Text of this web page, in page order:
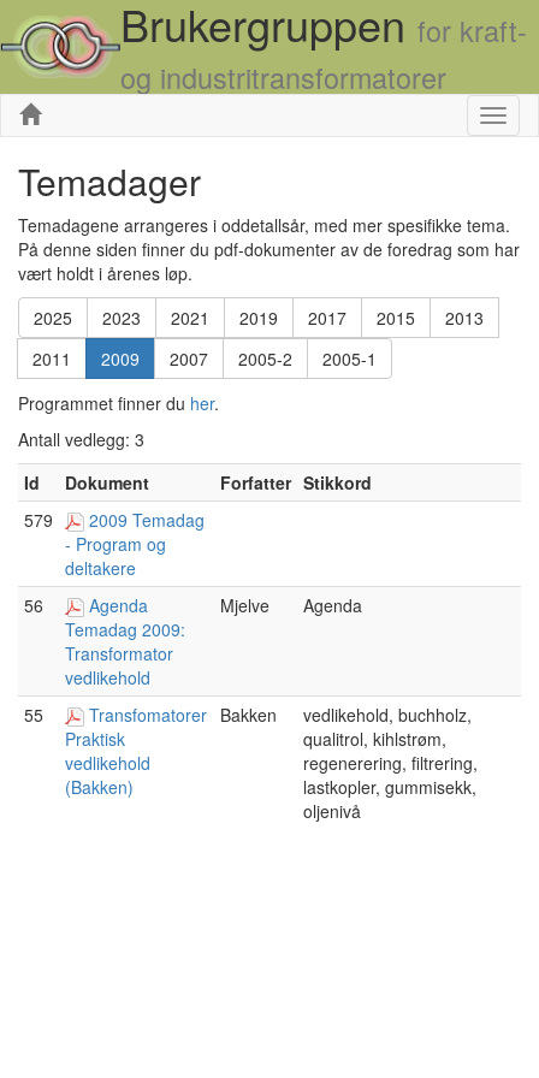
Brukergruppen for kraft-
og industritransformatorer
Skjul
Temadager
Temadagene arrangeres i oddetallsår, med mer spesifikke tema.
På denne siden finner du pdf-dokumenter av de foredrag som har
vært holdt i årenes løp.
2025
2023 2021 2019 2017 2015
2013
2011
2009 2007 2005-2
2005-1
Programmet finner du her.
Antall vedlegg: 3
Id
Dokument Forfatter Stikkord
579
2009 Temadag
- Program og
deltakere
56
Agenda
Temadag 2009:
Transformator
vedlikehold
Mjelve Agenda
55
Transfomatorer
Praktisk
vedlikehold
(Bakken)
Bakken
vedlikehold, buchholz,
qualitrol, kihlstrøm,
regenerering, filtrering,
lastkopler, gummisekk,
oljenivå